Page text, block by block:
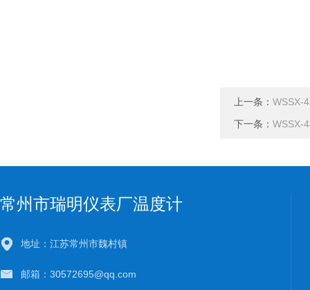
上一条： WSSX-
下一条： WSSX-
常州市瑞明仪表厂温度计
地址：江苏常州市魏村镇
邮箱：30572695@qq.com